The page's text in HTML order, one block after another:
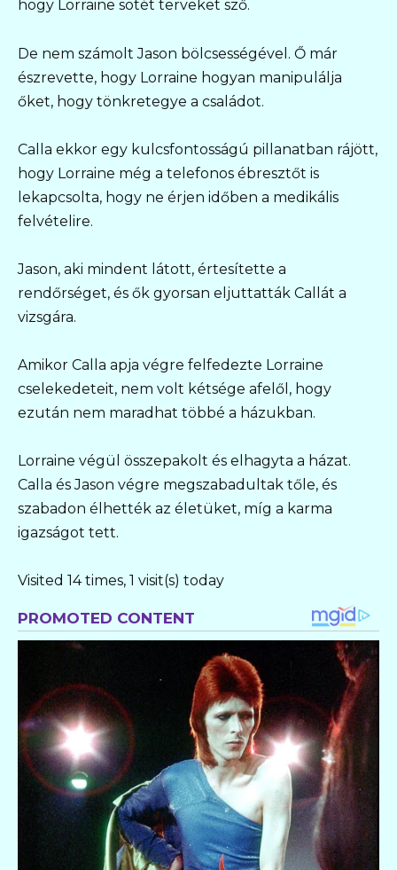
hogy Lorraine sötét terveket sző.
De nem számolt Jason bölcsességével. Ő már
észrevette, hogy Lorraine hogyan manipulálja
őket, hogy tönkretegye a családot.
Calla ekkor egy kulcsfontosságú pillanatban rájött,
hogy Lorraine még a telefonos ébresztőt is
lekapcsolta, hogy ne érjen időben a medikális
felvételire.
Jason, aki mindent látott, értesítette a
rendőrséget, és ők gyorsan eljuttatták Callát a
vizsgára.
Amikor Calla apja végre felfedezte Lorraine
cselekedeteit, nem volt kétsége afelől, hogy
ezután nem maradhat többé a házukban.
Lorraine végül összepakolt és elhagyta a házat.
Calla és Jason végre megszabadultak tőle, és
szabadon élhették az életüket, míg a karma
igazságot tett.
Visited 14 times, 1 visit(s) today